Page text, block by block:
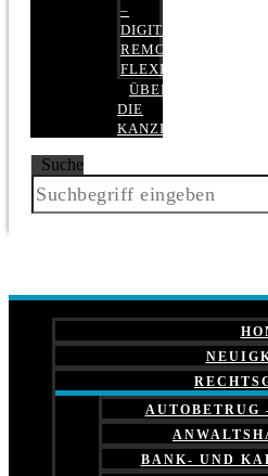
–
DIGITAL,
REMOTE,
FLEXIBEL
ÜBER
DIE
KANZLEI
Suche
AUTOBETRUG
BANK- UND